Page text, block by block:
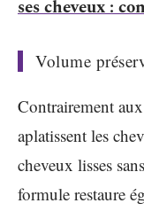
ses cheveux :
Volume
Contrairement
aplatissent les
cheveux lisses
formule restaure